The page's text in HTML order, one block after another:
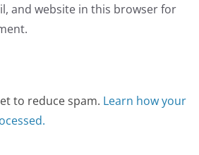
and website in this browser for
to reduce spam. Learn how your